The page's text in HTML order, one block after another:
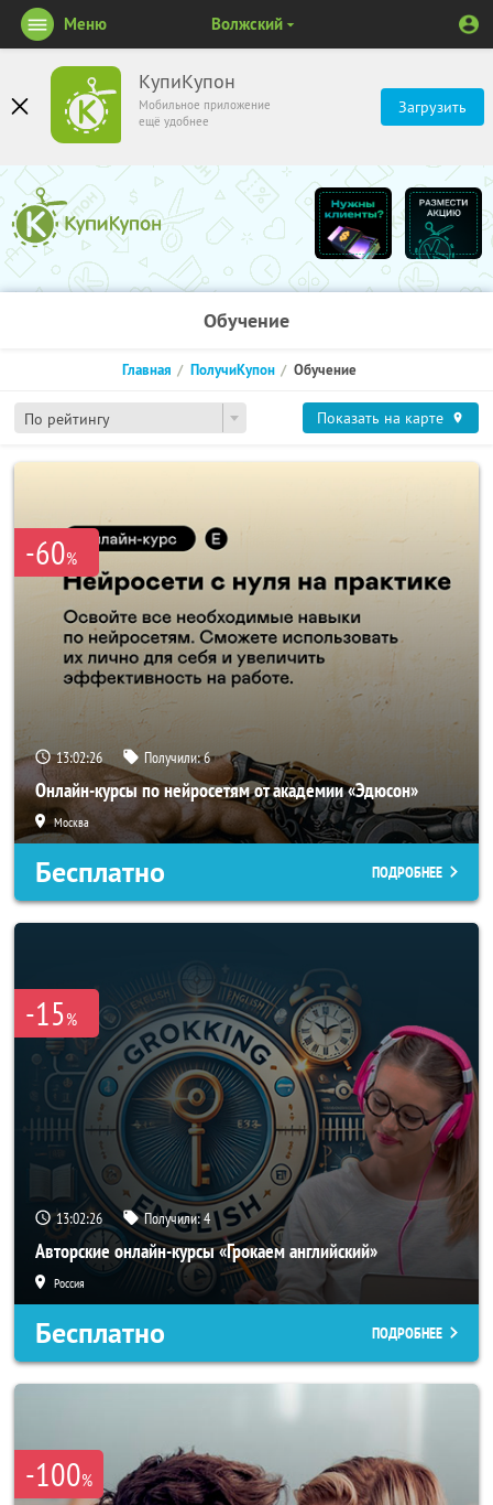
КупиКупон
Мобильное приложение
ещё удобнее
Загрузить
Меню Волжский
Обучение
По рейтингу
Главная ПолучиКупон Обучение
Показать на карте
-60%
13:02:23 Получили:6
Онлайн-курсы по нейросетям от академии «Эдюсон»
Москва
Бесплатно ПОДРОБНЕЕ
-15%
13:02:23 Получили:4
Авторские онлайн-курсы «Грокаем английский»
Россия
Бесплатно ПОДРОБНЕЕ
-100%